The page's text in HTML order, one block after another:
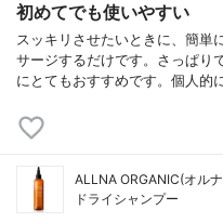
初めてでも使いやすい
スッキリさせたいときに、簡単
サージするだけです。さっぱり
にとてもおすすめです。個人的
ALLNA ORGANIC(オル
ドライシャンプー